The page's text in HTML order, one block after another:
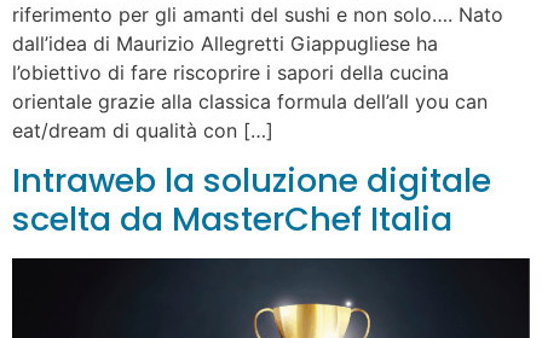
riferimento per gli amanti del sushi e non solo…. Nato
dall’idea di Maurizio Allegretti Giappugliese ha
l’obiettivo di fare riscoprire i sapori della cucina
orientale grazie alla classica formula dell’all you can
eat/dream di qualità con […]
Intraweb la soluzione digitale
scelta da MasterChef Italia